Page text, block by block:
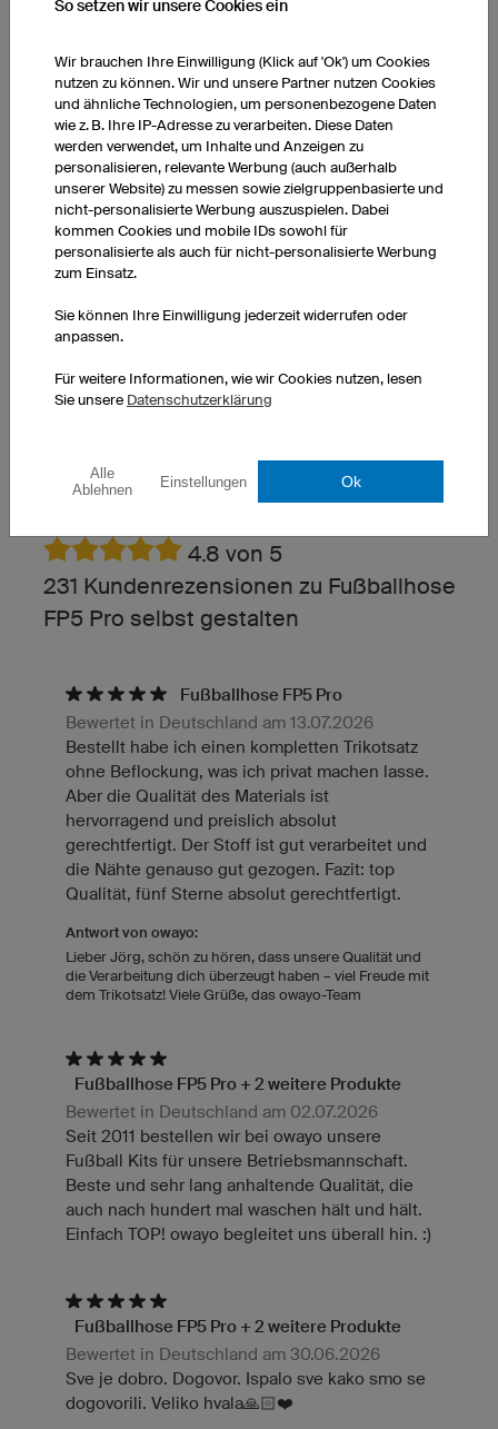
Grafischer Service
Sie möchten ein Design, das im 3D-Konfigurator nur schwierig
oder nicht umsetzbar ist?
Dann nutzen Sie unseren
KUNDENREZENSIONEN
4.8 von 5
231 Kundenrezensionen zu Fußballhose
FP5 Pro selbst gestalten
Fußballhose FP5 Pro
Bewertet in Deutschland am 13.07.2026
Bestellt habe ich einen kompletten Trikotsatz
ohne Beflockung, was ich privat machen lasse.
Aber die Qualität des Materials ist
hervorragend und preislich absolut
gerechtfertigt. Der Stoff ist gut verarbeitet und
die Nähte genauso gut gezogen. Fazit: top
Qualität, fünf Sterne absolut gerechtfertigt.
Antwort von owayo:
Lieber Jörg, schön zu hören, dass unsere Qualität und
die Verarbeitung dich überzeugt haben – viel Freude mit
dem Trikotsatz! Viele Grüße, das owayo-Team
Fußballhose FP5 Pro + 2 weitere Produkte
Bewertet in Deutschland am 02.07.2026
Seit 2011 bestellen wir bei owayo unsere
Fußball Kits für unsere Betriebsmannschaft.
Beste und sehr lang anhaltende Qualität, die
auch nach hundert mal waschen hält und hält.
Einfach TOP! owayo begleitet uns überall hin. :)
Fußballhose FP5 Pro + 2 weitere Produkte
Bewertet in Deutschland am 30.06.2026
Sve je dobro. Dogovor. Ispalo sve kako smo se
dogovorili. Veliko hvala🙏🏻❤️
So setzen wir unsere Cookies ein
Wir brauchen Ihre Einwilligung (Klick auf 'Ok') um Cookies
nutzen zu können. Wir und unsere Partner nutzen Cookies
und ähnliche Technologien, um personenbezogene Daten
wie z. B. Ihre IP-Adresse zu verarbeiten. Diese Daten
werden verwendet, um Inhalte und Anzeigen zu
personalisieren, relevante Werbung (auch außerhalb
unserer Website) zu messen sowie zielgruppenbasierte und
nicht-personalisierte Werbung auszuspielen. Dabei
kommen Cookies und mobile IDs sowohl für
personalisierte als auch für nicht-personalisierte Werbung
zum Einsatz.
Sie können Ihre Einwilligung jederzeit widerrufen oder
anpassen.
Für weitere Informationen, wie wir Cookies nutzen, lesen
Sie unsere Datenschutzerklärung
Alle
Ablehnen
Einstellungen Ok